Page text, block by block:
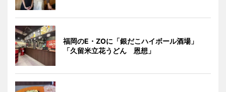
福岡のE・ZOに「銀だこハイボール酒場」
「久留米立花うどん 恩想」